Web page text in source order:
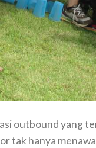
outbound yang
tak hanya